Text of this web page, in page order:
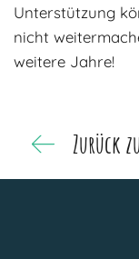
Unterstützung
nicht
weitere Jahre!
Zurück